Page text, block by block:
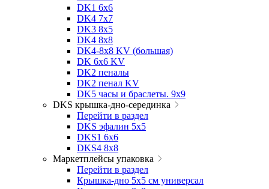
DK1 6x6
DK4 7х7
DK3 8x5
DK4 8x8
DK4-8x8 KV (большая)
DK 6х6 KV
DK2 пеналы
DK2 пенал KV
DK5 часы и браслеты. 9x9
DKS крышка-дно-серединка
Перейти в раздел
DKS эфалин 5x5
DKS1 6x6
DKS4 8x8
Маркетплейсы упаковка
Перейти в раздел
Крышка-дно 5x5 см универсал